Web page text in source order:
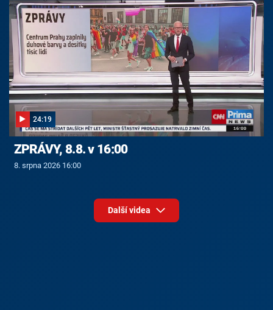
24:19
ZPRÁVY, 8.8. v 16:00
8. srpna 2026 16:00
Další videa